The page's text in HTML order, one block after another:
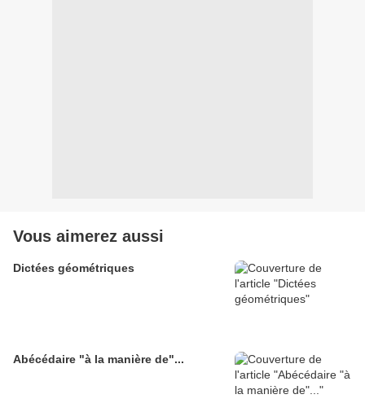
Vous aimerez aussi
Dictées géométriques
Abécédaire "à la manière de"...